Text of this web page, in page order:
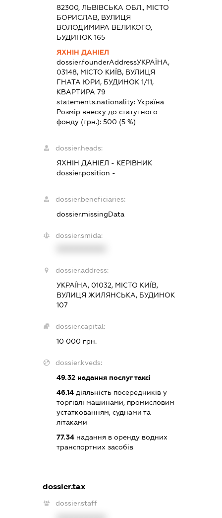
82300, ЛЬВІВСЬКА ОБЛ., МІСТО
БОРИСЛАВ, ВУЛИЦЯ
ВОЛОДИМИРА ВЕЛИКОГО,
БУДИНОК 165
ЯХНІН ДАНІЕЛ
dossier.founderAddressУКРАЇНА,
03148, МІСТО КИЇВ, ВУЛИЦЯ
ГНАТА ЮРИ, БУДИНОК 1/11,
КВАРТИРА 79
statements.nationality: Україна
Розмір внеску до статутного
фонду (грн.): 500 (5 %)
dossier.heads:
ЯХНІН ДАНІЕЛ - КЕРІВНИК
dossier.position -
dossier.beneficiaries:
dossier.missingData
dossier.smida:
dossier.address:
УКРАЇНА, 01032, МІСТО КИЇВ,
ВУЛИЦЯ ЖИЛЯНСЬКА, БУДИНОК
107
dossier.capital:
10 000 грн.
dossier.kveds:
49.32надання послуг таксі
46.14діяльність посередників у
торгівлі машинами, промисловим
устаткованням, суднами та
літаками
77.34надання в оренду водних
транспортних засобів
dossier.tax
dossier.staff